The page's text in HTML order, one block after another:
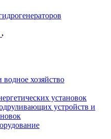
хозяйство
установок
устройств и